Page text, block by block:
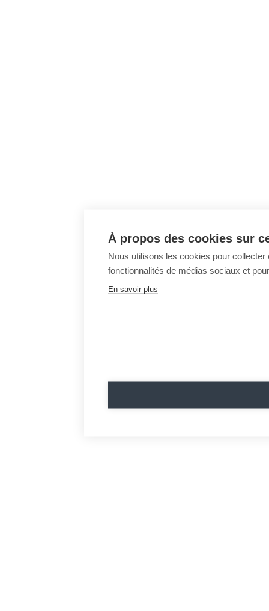
À propos des cookies sur
Nous utilisons les cookies pour
fonctionnalités de médias sociaux et
En savoir plus